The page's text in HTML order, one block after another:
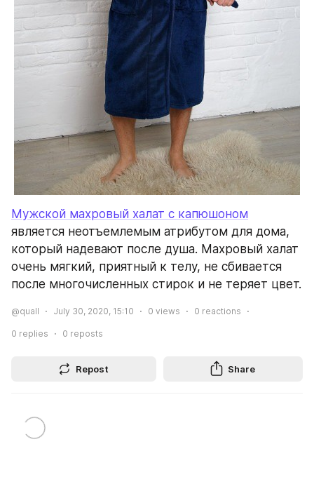
Мужской махровый халат с капюшоном
является неотъемлемым атрибутом для дома,
который надевают после душа. Махровый халат
очень мягкий, приятный к телу, не сбивается
после многочисленных стирок и не теряет цвет.
@quall July 30, 2020, 15:10 0 views 0 reactions
0 replies 0 reposts
Repost Share